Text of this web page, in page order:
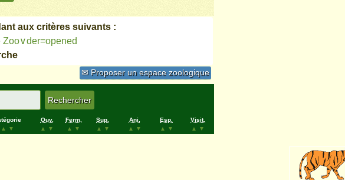
aux critères suivants :
Zoo∨der=opened
✉ Proposer un espace zoologique
▲
▼
Ouv.
▲
▼
Ferm.
▲
▼
Sup.
▲
▼
Ani.
▲
▼
Esp.
▲
▼
Visit.
▲
▼